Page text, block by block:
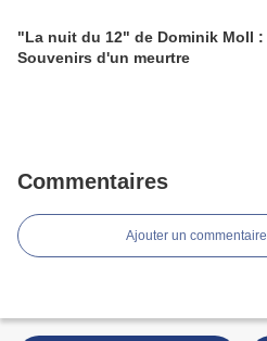
"La nuit du 12" de Dominik Moll :
Souvenirs d'un meurtre
Commentaires
Ajouter un commentaire